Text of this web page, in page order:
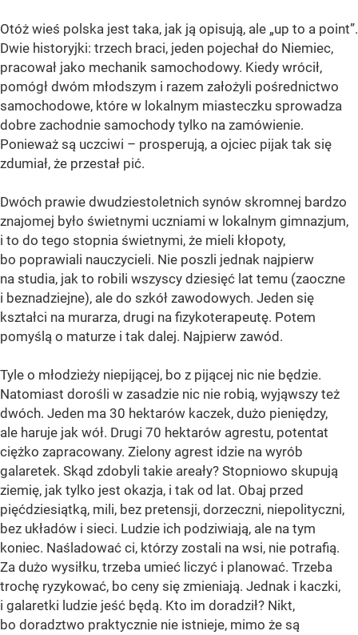
Otóż wieś polska jest taka, jak ją opisują, ale „up to a point”.
Dwie historyjki: trzech braci, jeden pojechał do Niemiec,
pracował jako mechanik samochodowy. Kiedy wrócił,
pomógł dwóm młodszym i razem założyli pośrednictwo
samochodowe, które w lokalnym miasteczku sprowadza
dobre zachodnie samochody tylko na zamówienie.
Ponieważ są uczciwi – prosperują, a ojciec pijak tak się
zdumiał, że przestał pić.
Dwóch prawie dwudziestoletnich synów skromnej bardzo
znajomej było świetnymi uczniami w lokalnym gimnazjum,
i to do tego stopnia świetnymi, że mieli kłopoty,
bo poprawiali nauczycieli. Nie poszli jednak najpierw
na studia, jak to robili wszyscy dziesięć lat temu (zaoczne
i beznadziejne), ale do szkół zawodowych. Jeden się
kształci na murarza, drugi na fizykoterapeutę. Potem
pomyślą o maturze i tak dalej. Najpierw zawód.
Tyle o młodzieży niepijącej, bo z pijącej nic nie będzie.
Natomiast dorośli w zasadzie nic nie robią, wyjąwszy też
dwóch. Jeden ma 30 hektarów kaczek, dużo pieniędzy,
ale haruje jak wół. Drugi 70 hektarów agrestu, potentat
ciężko zapracowany. Zielony agrest idzie na wyrób
galaretek. Skąd zdobyli takie areały? Stopniowo skupują
ziemię, jak tylko jest okazja, i tak od lat. Obaj przed
pięćdziesiątką, mili, bez pretensji, dorzeczni, niepolityczni,
bez układów i sieci. Ludzie ich podziwiają, ale na tym
koniec. Naśladować ci, którzy zostali na wsi, nie potrafią.
Za dużo wysiłku, trzeba umieć liczyć i planować. Trzeba
trochę ryzykować, bo ceny się zmieniają. Jednak i kaczki,
i galaretki ludzie jeść będą. Kto im doradził? Nikt,
bo doradztwo praktycznie nie istnieje, mimo że są